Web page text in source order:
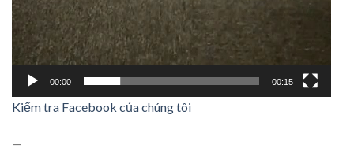
00:00 00:15
Kiểm tra Facebook của chúng tôi
—